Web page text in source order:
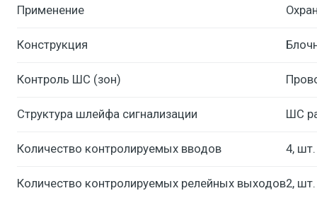
Применение
Конструкция
Контроль ШС (зон)
Структура шлейфа сигнализации ШС
Количество контролируемых вводов 4, шт.
Количество контролируемых релейных выходов2, шт.